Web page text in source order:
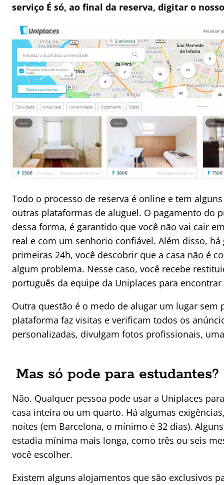
serviço É só, ao final da reserva, digitar o
Todo o processo de reserva é online e tem
outras plataformas de aluguel. O pagamento do
dessa forma, é garantido que você não vai cair
real e com um senhorio confiável. Além disso,
primeiras 24h, você descobrir que a casa não é
algum problema. Nesse caso, você recebe
português da equipe da Uniplaces para
Outra questão é o medo de alugar um lugar sem
plataforma faz visitas e verificam todos os
personalizadas, divulgam fotos profissionais,
Mas só pode para estudantes?
Não. Qualquer pessoa pode usar a Uniplaces
casa inteira ou um quarto. Há algumas
noites (em Barcelona, o mínimo é 32 dias).
estadia mínima mais longa, como três ou seis
você escolher.
Existem alguns alojamentos que são exclusivos